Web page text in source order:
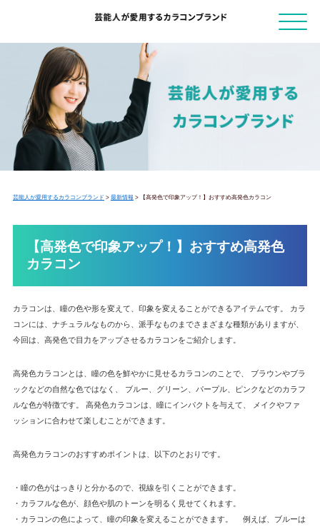
芸能人が愛用するカラコンブランド > 最新情報 > 【高発色で印象アップ！】おすすめ高発色カラコン
【高発色で印象アップ！】おすすめ高発色
カラコン
カラコンは、瞳の色や形を変えて、印象を変えることができるアイテムです。 カラ
コンには、ナチュラルなものから、派手なものまでさまざまな種類がありますが、
今回は、高発色で目力をアップさせるカラコンをご紹介します。
高発色カラコンとは、瞳の色を鮮やかに見せるカラコンのことで、 ブラウンやブラ
ックなどの自然な色ではなく、 ブルー、グリーン、パープル、ピンクなどのカラフ
ルな色が特徴です。 高発色カラコンは、瞳にインパクトを与えて、 メイクやファ
ッションに合わせて楽しむことができます。
高発色カラコンのおすすめポイントは、以下のとおりです。
・瞳の色がはっきりと分かるので、視線を引くことができます。
・カラフルな色が、顔色や肌のトーンを明るく見せてくれます。
・カラコンの色によって、瞳の印象を変えることができます。 例えば、ブルーは